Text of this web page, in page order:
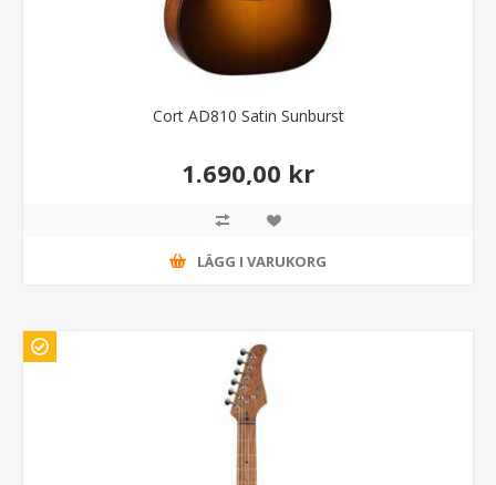
Cort AD810 Satin Sunburst
1.690,00 kr
LÄGG I VARUKORG